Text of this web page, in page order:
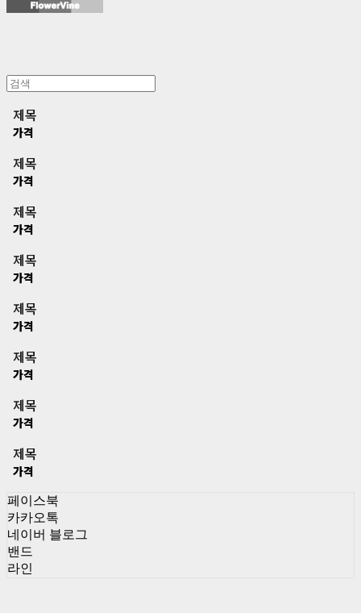
제목
가격
제목
가격
제목
가격
제목
가격
제목
가격
제목
가격
제목
가격
제목
가격
페이스북
카카오톡
네이버 블로그
밴드
라인